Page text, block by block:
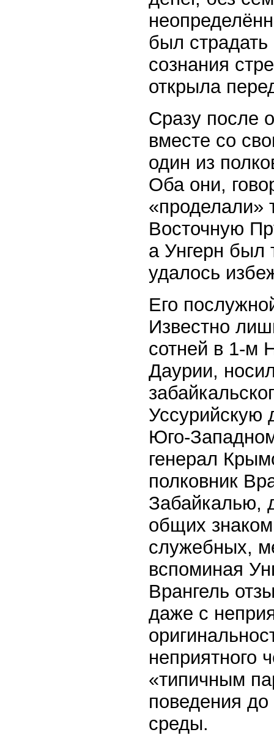
был страдать
сознания
открыла
Сразу после
вместе со
один из
Оба они,
«проделали»
Восточную
а Унгерн был
удалось
Его
Известно
сотней в 1-м
Даурии,
Уссурийскую
Юго-
генерал
полковник
Забайкалью,
общих
служебных,
вспоминая
Врангель
даже с
неприятного
«типичным
поведения
среды.